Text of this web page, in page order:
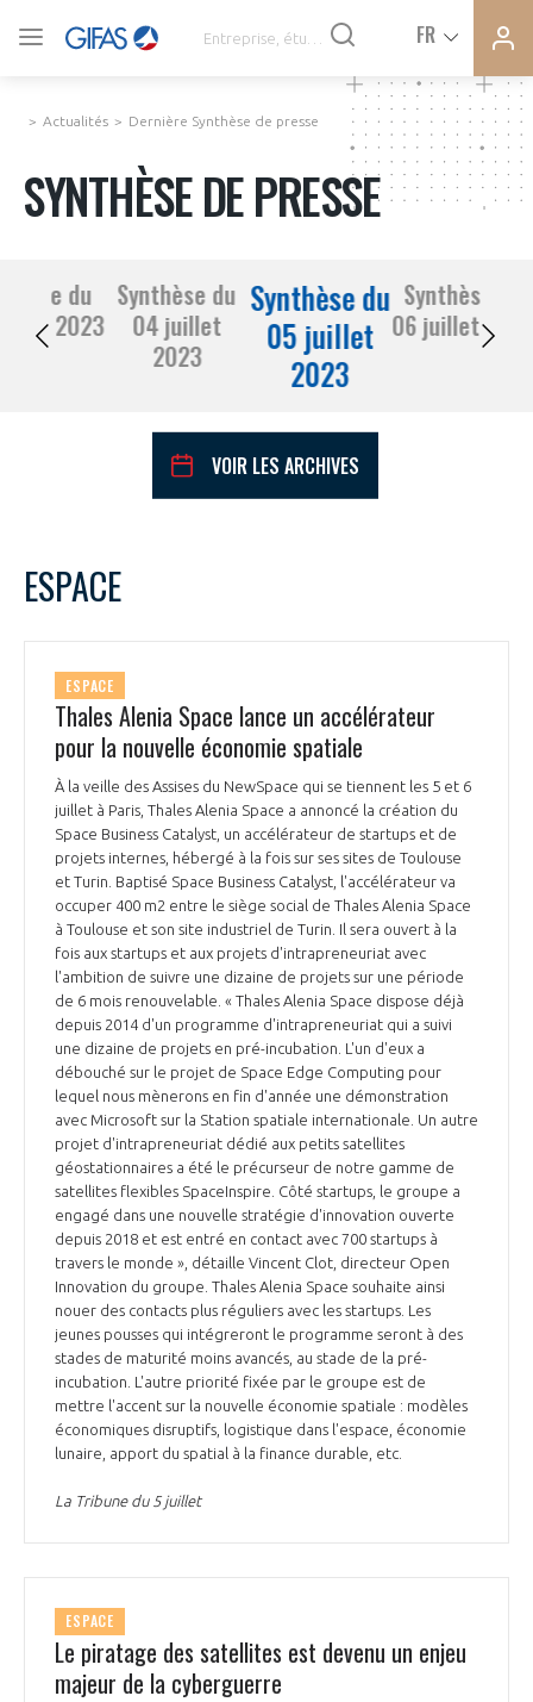
FR
SYNTHÈSE DE PRESSE
COMMUNIQUÉS DE PRESSE
PRÉSENTATION
NOTRE VISION
NOS MISSIONS
NOTRE HISTOIRE
ORGANISATION
LE CONSEIL DU GIFAS
L’ÉQUIPE DU GIFAS
NOS RÉSEAUX À L'INTERNATIONAL
FONCTIONNEMENT
GEADS
COMITÉ AERO PME
STARTAIR
COMMISSIONS ET COMITÉS
ACCOMPAGNEMENT DE NOS ADHÉRENTS
LES PROGRAMMES DU GIFAS
UN ÉCOSYSTÈME INTÉGRÉ ET COHÉRENT
POURQUOI DEVENIR MEMBRE ?
LA MÉDIATION
LA MÉDIATION DANS LA FILIÈRE AÉRONAUTIQUE ET SPATIALE
LE MÉDIATEUR DE LA FILIÈRE AÉRONAUTIQUE ET SPATIALE
MÉDIATION ET CHARTE D’ENGAGEMENT SUR LES RELATIONS ENTRE
CLIENTS ET FOURNISSEURS
LA MÉDIATION AU-DELÀ DE LA FILIÈRE AÉRONAUTIQUE ET SPATIALE
PRENDRE CONTACT AVEC LE MÉDIATEUR DE LA FILIÈRE
LE SALON DU BOURGET
L'OBSERVATOIRE
CHIFFRES CLÉS
LES ENJEUX
COMPÉTITIVITÉ
EMPLOI & FORMATION
ENVIRONNEMENT
INTERNATIONALISATION
LES PUBLICATIONS
DOCUMENTS & BROCHURES
RAPPORTS D'ACTIVITÉS
Actualités Dernière Synthèse de presse
SYNTHÈSE DE PRESSE
du
03 juillet 2023
Synthèse du
04 juillet
2023
Synthèse du
05 juillet
2023
Synthèse du
06 juillet
VOIR LES ARCHIVES
1
2
14
18
27
31
ESPACE
ESPACE
Thales Alenia Space lance un accélérateur
pour la nouvelle économie spatiale
À la veille des Assises du NewSpace qui se tiennent les 5 et 6
juillet à Paris, Thales Alenia Space a annoncé la création du
Space Business Catalyst, un accélérateur de startups et de
projets internes, hébergé à la fois sur ses sites de Toulouse
et Turin. Baptisé Space Business Catalyst, l'accélérateur va
occuper 400 m2 entre le siège social de Thales Alenia Space
à Toulouse et son site industriel de Turin. Il sera ouvert à la
fois aux startups et aux projets d'intrapreneuriat avec
l'ambition de suivre une dizaine de projets sur une période
de 6 mois renouvelable. « Thales Alenia Space dispose déjà
depuis 2014 d'un programme d'intrapreneuriat qui a suivi
une dizaine de projets en pré-incubation. L'un d'eux a
débouché sur le projet de Space Edge Computing pour
lequel nous mènerons en fin d'année une démonstration
avec Microsoft sur la Station spatiale internationale. Un autre
projet d'intrapreneuriat dédié aux petits satellites
géostationnaires a été le précurseur de notre gamme de
satellites flexibles SpaceInspire. Côté startups, le groupe a
engagé dans une nouvelle stratégie d'innovation ouverte
depuis 2018 et est entré en contact avec 700 startups à
travers le monde », détaille Vincent Clot, directeur Open
Innovation du groupe. Thales Alenia Space souhaite ainsi
nouer des contacts plus réguliers avec les startups. Les
jeunes pousses qui intégreront le programme seront à des
stades de maturité moins avancés, au stade de la pré-
incubation. L'autre priorité fixée par le groupe est de
mettre l'accent sur la nouvelle économie spatiale : modèles
économiques disruptifs, logistique dans l'espace, économie
lunaire, apport du spatial à la finance durable, etc.
La Tribune du 5 juillet
ESPACE
Le piratage des satellites est devenu un enjeu
majeur de la cyberguerre
VOUS ÊTES ADHÉRENTS
CONNEXION
PAS ENCORE ADHÉRENT ?
Rejoignez une filière d’excellence et développez
Découvrez les avantages d'adhérer au GIFAS.
Rencontres, salons, données sectorielles,
programmes ...
DEMANDE D’ADHÉSION
DEMANDE D’ADHÉSION
Avez-vous un statut de droit français ?